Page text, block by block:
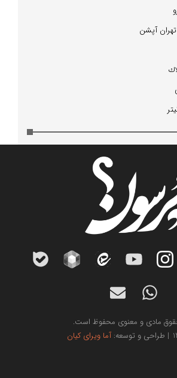
تهران آپشن
مادی و معنوی محفوظ است.
آما ویرای کیان